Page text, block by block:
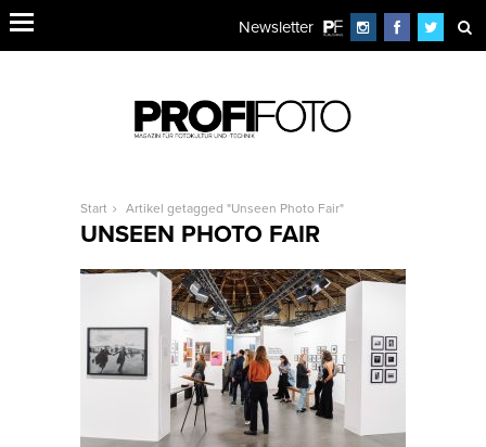
Newsletter
Start Artikel getagged "Unseen Photo Fair"
UNSEEN PHOTO FAIR